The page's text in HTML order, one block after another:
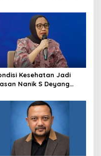
dengan
Kesehatan Jadi
Nanik S Deyang
Wamentan